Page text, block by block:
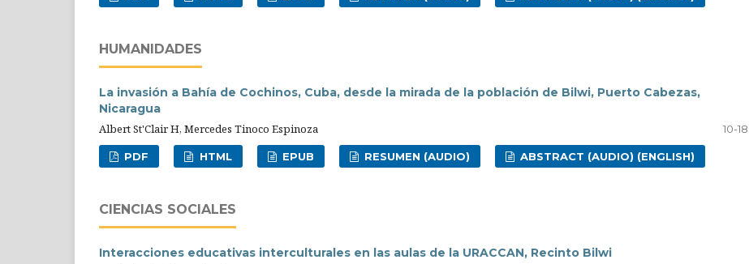
HUMANIDADES
La invasión a Bahía de Cochinos, Cuba, desde la mirada de la población de Bilwi, Puerto Cabezas,
Nicaragua
Albert St'Clair H, Mercedes Tinoco Espinoza
10-18
PDF HTML EPUB RESUMEN (AUDIO) ABSTRACT (AUDIO) (ENGLISH)
CIENCIAS SOCIALES
Interacciones educativas interculturales en las aulas de la URACCAN, Recinto Bilwi